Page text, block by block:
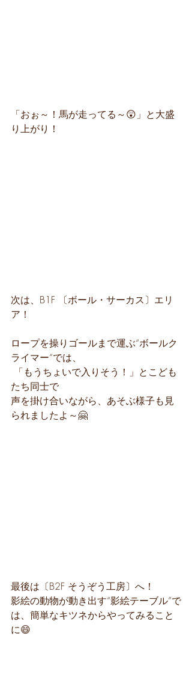
「おぉ～！馬が走ってる～😲」と大盛
り上がり！
次は、B1F 〔ボール・サーカス〕エリ
ア！
ロープを操りゴールまで運ぶ“ボールク
ライマー“では、
「もうちょいで入りそう！」とこども
たち同士で
声を掛け合いながら、あそぶ様子も見
られましたよ～🤗
最後は〔B2F そうぞう工房〕へ！
影絵の動物が動き出す“影絵テーブル”で
は、簡単なキツネからやってみること
に😄